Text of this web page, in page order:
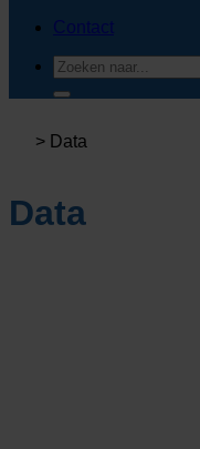
Contact
Zoeken
naar:
> Data
Data